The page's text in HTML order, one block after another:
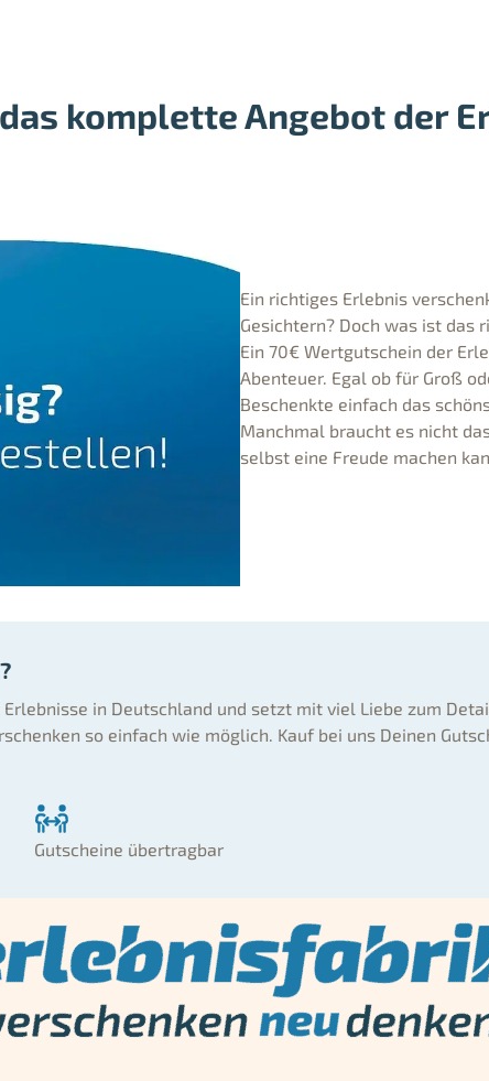
komplette Angebot der
Ein richtiges Erlebnis
Gesichtern? Doch was ist das
Ein 70€ Wertgutschein der
Abenteuer. Egal ob für Groß
Beschenkte einfach das
Manchmal braucht es nicht
selbst eine Freude machen
in Deutschland und setzt mit viel Liebe zum
so einfach wie möglich. Kauf bei uns Deinen
Gutscheine übertragbar